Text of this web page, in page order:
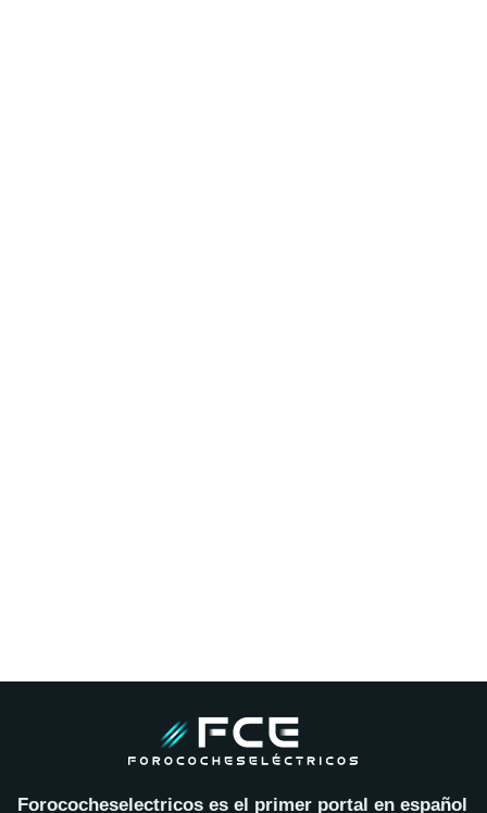
Forococheselectricos es el primer portal en español